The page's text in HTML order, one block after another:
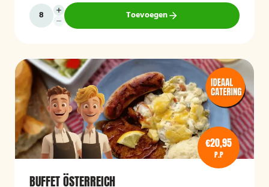
Toevoegen
€20,95
P.P
BUFFET ÖSTERREICH